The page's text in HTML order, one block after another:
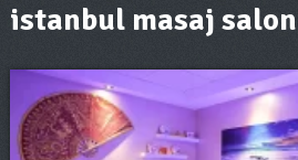
istanbul masaj